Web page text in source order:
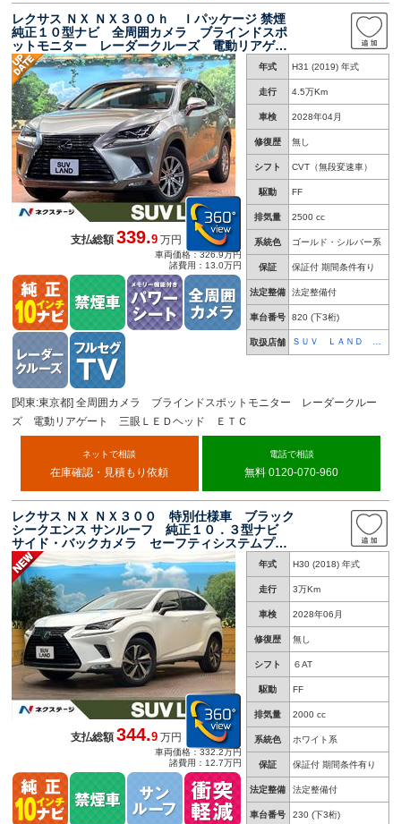
レクサス ＮＸ ＮＸ３００ｈ Ｉパッケージ 禁煙
純正１０型ナビ 全周囲カメラ ブラインドスポ
ットモニター レーダークルーズ 電動リアゲー
ト 三眼ＬＥＤヘッド オートハイビーム シー
トヒーター メモリーシート 純正１７インチア
ルミ ＥＴＣ
年式 H31 (2019) 年式
走行 4.5万Km
車検 2028年04月
修復歴 無し
シフト CVT（無段変速車）
駆動 FF
排気量 2500 cc
系統色 ゴールド・シルバー系
保証 保証付 期間条件有り
法定整備 法定整備付
車台番号 820 (下3桁)
取扱店舗
ＳＵＶ ＬＡＮＤ 横
浜町田
支払総額339.9 万円
車両価格：326.9万円
諸費用：13.0万円
[関東:東京都] 全周囲カメラ ブラインドスポットモニター レーダークルー
ズ 電動リアゲート 三眼ＬＥＤヘッド ＥＴＣ
ネットで相談
在庫確認・見積もり依頼
電話で相談
無料 0120-070-960
レクサス ＮＸ ＮＸ３００ 特別仕様車 ブラック
シークエンス サンルーフ 純正１０．３型ナビ
サイド・バックカメラ セーフティシステムプラ
ス レーダークルーズ 禁煙車 電動リアゲー
ト レザーシート ドラレコ コーナーセンサ
ー スマートキー ＬＥＤヘッド
年式 H30 (2018) 年式
走行 3万Km
車検 2028年06月
修復歴 無し
シフト ６AT
駆動 FF
排気量 2000 cc
系統色 ホワイト系
保証 保証付 期間条件有り
法定整備 法定整備付
車台番号 230 (下3桁)
支払総額344.9 万円
車両価格：332.2万円
諸費用：12.7万円